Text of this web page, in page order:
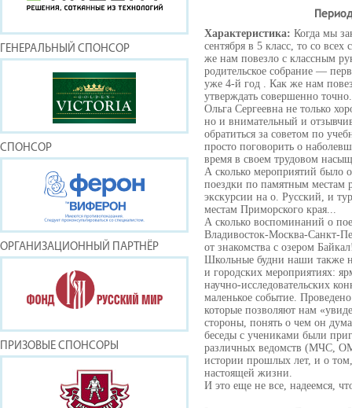
ГЕНЕРАЛЬНЫЙ СПОНСОР
СПОНСОР
ОРГАНИЗАЦИОННЫЙ ПАРТНЁР
ПРИЗОВЫЕ СПОНСОРЫ
Характеристика: Когда мы
сентября в 5 класс, то со
же нам повезло с классным
родительское собрание —
уже 4-й год . Как же нам
утверждать совершенно точно.
Ольга Сергеевна не только
но и внимательный и
обратиться за советом по
просто поговорить о
время в своем трудовом
А сколько мероприятий было
поездки по памятным местам
экскурсии на о. Русский, и
местам Приморского края...
А сколько воспоминаний о
Владивосток-Москва-Санкт-
от знакомства с озером
Школьные будни наши также
и городских мероприятиях:
научно-исследовательских
маленькое событие.
которые позволяют нам
стороны, понять о чем он
беседы с учениками были
различных ведомств (МЧС,
истории прошлых лет, и о
настоящей жизни.
И это еще не все, надеемся,